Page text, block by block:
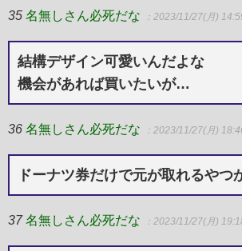
35 名無しさん必死だな ：2023/11/27(月)
結構デザイン可愛いんだよな
機会があれば買いたいが…
36 名無しさん必死だな ：2023/11/27(月)
ドーナツ券だけで元が取れるやつ
37 名無しさん必死だな ：2023/11/27(月)